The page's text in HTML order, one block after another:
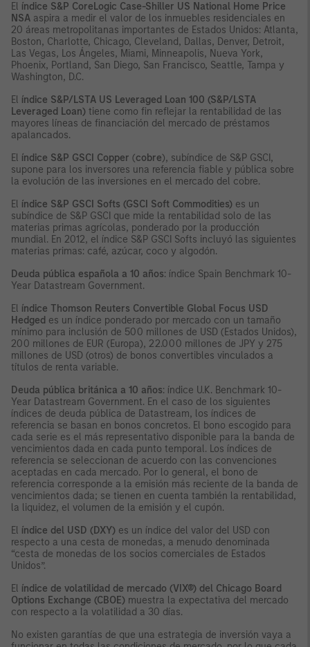
El índice S&P CoreLogic Case-Shiller US National Home Price
NSA aspira a medir el valor de los inmuebles residenciales en
20 áreas metropolitanas importantes de Estados Unidos: Atlanta,
Boston, Charlotte, Chicago, Cleveland, Dallas, Denver, Detroit,
Las Vegas, Los Ángeles, Miami, Minneapolis, Nueva York,
Phoenix, Portland, San Diego, San Francisco, Seattle, Tampa y
Washington, D.C.
El índice S&P/LSTA US Leveraged Loan 100 (S&P/LSTA
Leveraged Loan) tiene como fin reflejar la rentabilidad de las
mayores líneas de financiación del mercado de préstamos
apalancados.
El índice S&P GSCI Copper (cobre), subíndice de S&P GSCI,
supone para los inversores una referencia fiable y pública sobre
la evolución de las inversiones en el mercado del cobre.
El índice S&P GSCI Softs (GSCI Soft Commodities) es un
subíndice de S&P GSCI que mide la rentabilidad solo de las
materias primas agrícolas, ponderado por la producción
mundial. En 2012, el índice S&P GSCI Softs incluyó las siguientes
materias primas: café, azúcar, coco y algodón.
Deuda pública española a 10 años: índice Spain Benchmark 10-
Year Datastream Government.
El índice Thomson Reuters Convertible Global Focus USD
Hedged es un índice ponderado por mercado con un tamaño
mínimo para inclusión de 500 millones de USD (Estados Unidos),
200 millones de EUR (Europa), 22.000 millones de JPY y 275
millones de USD (otros) de bonos convertibles vinculados a
títulos de renta variable.
Deuda pública británica a 10 años: índice U.K. Benchmark 10-
Year Datastream Government. En el caso de los siguientes
índices de deuda pública de Datastream, los índices de
referencia se basan en bonos concretos. El bono escogido para
cada serie es el más representativo disponible para la banda de
vencimientos dada en cada punto temporal. Los índices de
referencia se seleccionan de acuerdo con las convenciones
aceptadas en cada mercado. Por lo general, el bono de
referencia corresponde a la emisión más reciente de la banda de
vencimientos dada; se tienen en cuenta también la rentabilidad,
la liquidez, el volumen de la emisión y el cupón.
El índice del USD (DXY) es un índice del valor del USD con
respecto a una cesta de monedas, a menudo denominada
“cesta de monedas de los socios comerciales de Estados
Unidos”.
El índice de volatilidad de mercado (VIX®) del Chicago Board
Options Exchange (CBOE) muestra la expectativa del mercado
con respecto a la volatilidad a 30 días.
No existen garantías de que una estrategia de inversión vaya a